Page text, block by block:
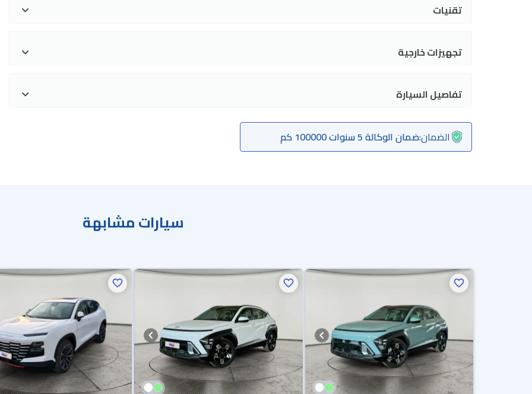
تقنيات
تجهيزات خارجية
تفاصيل السيارة
الضمان:ضمان الوكالة 5 سنوات 100000 كم
سيارات مشابهة